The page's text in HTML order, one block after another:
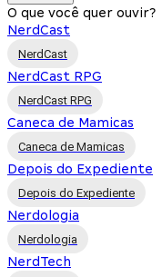
O que você quer ouvir?
NerdCast
NerdCast
NerdCast RPG
NerdCast RPG
Caneca de Mamicas
Caneca de Mamicas
Depois do Expediente
Depois do Expediente
Nerdologia
Nerdologia
NerdTech